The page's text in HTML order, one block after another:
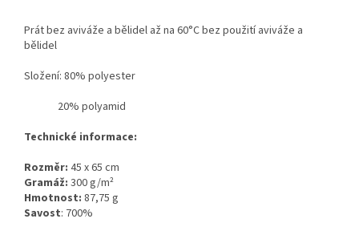
Prát bez aviváže a bělidel až na 60°C bez použití aviváže a
bělidel
Složení: 80% polyester
20% polyamid
Technické informace:
Rozměr: 45 x 65 cm
Gramáž: 300 g/m²
Hmotnost: 87,75 g
Savost: 700%